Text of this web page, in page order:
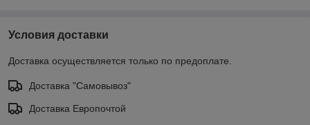
Условия доставки
Доставка осуществляется только по предоплате.
Доставка "Самовывоз"
Доставка Европочтой